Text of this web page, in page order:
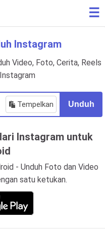
☰
Instagram
Video, Foto, Cerita, Reels
Tempelkan Unduh
Instagram untuk
- Unduh Foto dan Video
satu ketukan.